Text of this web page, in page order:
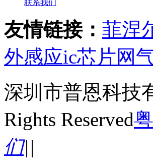
联系我们
友情链接： 菲涅
外感应ic芯片网
深圳市普恩科技
Rights Reserved
们| |